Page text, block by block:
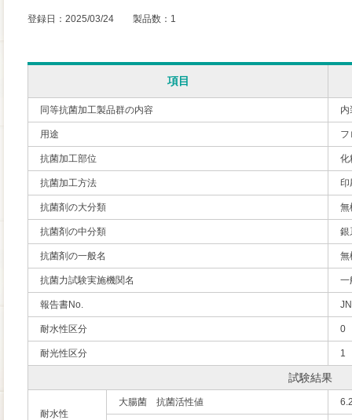
登録日：2025/03/24 製品数：1
項目
同等抗菌加工製品群の内容 内
用途 フ
抗菌加工部位 化
抗菌加工方法 印
抗菌剤の大分類 無
抗菌剤の中分類 銀
抗菌剤の一般名 無
抗菌力試験実施機関名 一
報告書No.
耐水性区分 0
耐光性区分 1
試験結果
耐水性
大腸菌 抗菌活性値